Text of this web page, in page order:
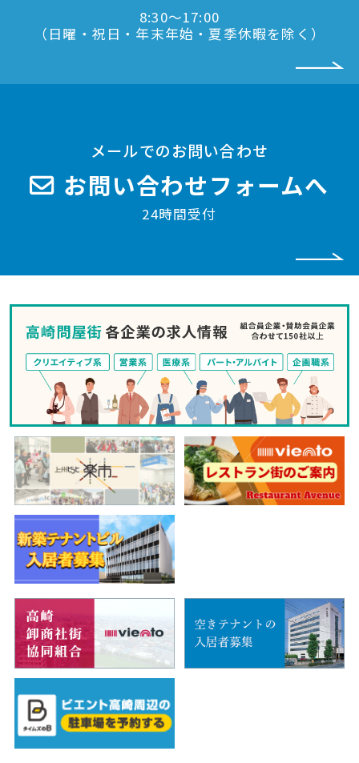
8:30〜17:00
（日曜・祝日・年末年始・夏季休暇を除く）
メールでのお問い合わせ
お問い合わせフォームへ
24時間受付